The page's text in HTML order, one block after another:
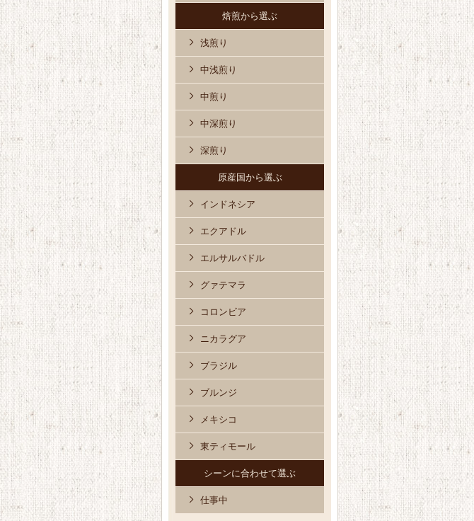
焙煎から選ぶ
浅煎り
中浅煎り
中煎り
中深煎り
深煎り
原産国から選ぶ
インドネシア
エクアドル
エルサルバドル
グァテマラ
コロンビア
ニカラグア
ブラジル
ブルンジ
メキシコ
東ティモール
シーンに合わせて選ぶ
仕事中